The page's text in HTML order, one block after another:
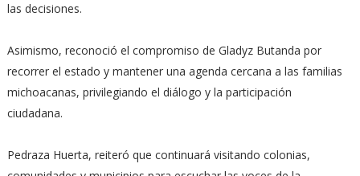
las decisiones.
Asimismo, reconoció el compromiso de Gladyz Butanda por
recorrer el estado y mantener una agenda cercana a las familias
michoacanas, privilegiando el diálogo y la participación
ciudadana.
Pedraza Huerta, reiteró que continuará visitando colonias,